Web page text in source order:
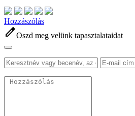
Hozzászólás
editOszd meg velünk tapasztalataidat